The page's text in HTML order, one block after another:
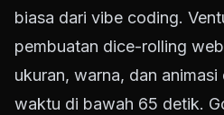
biasa dari vibe coding.
pembuatan dice-rolling
ukuran, warna, dan
waktu di bawah 65 detik.